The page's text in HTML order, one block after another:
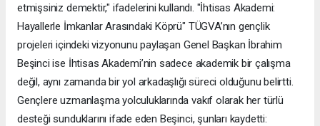
etmişsiniz demektir," ifadelerini kullandı. "İhtisas Akademi:
Hayallerle İmkanlar Arasındaki Köprü" TÜGVA’nın gençlik
projeleri içindeki vizyonunu paylaşan Genel Başkan İbrahim
Beşinci ise İhtisas Akademi’nin sadece akademik bir çalışma
değil, aynı zamanda bir yol arkadaşlığı süreci olduğunu belirtti.
Gençlere uzmanlaşma yolculuklarında vakıf olarak her türlü
desteği sunduklarını ifade eden Beşinci, şunları kaydetti: